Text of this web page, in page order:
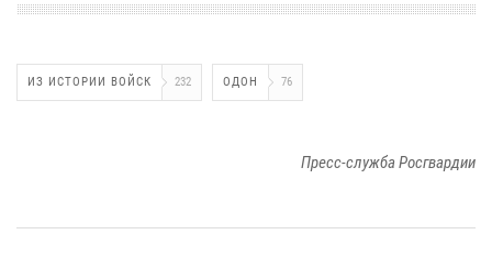
ИЗ ИСТОРИИ ВОЙСК 232 ОДОН 76
Пресс-служба Росгвардии